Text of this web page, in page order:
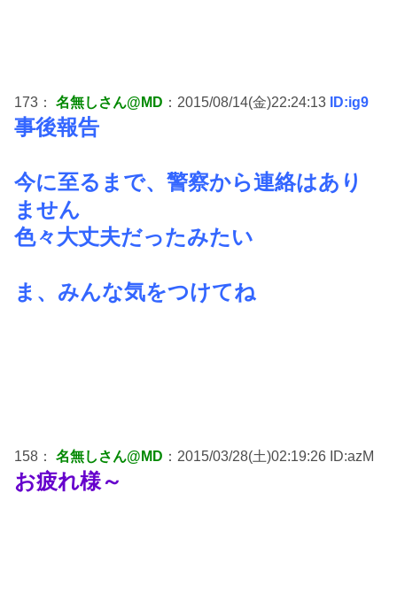
173： 名無しさん@MD ：2015/08/14(金)22:24:13 ID:ig9
事後報告
今に至るまで、警察から連絡はあり
ません
色々大丈夫だったみたい
ま、みんな気をつけてね
158： 名無しさん@MD ：2015/03/28(土)02:19:26 ID:azM
お疲れ様～